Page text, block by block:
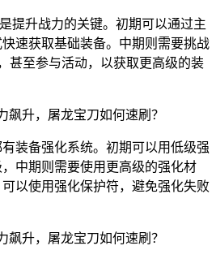
提升战力的关键。初期可以通过主
速获取基础装备。中期则需要挑战
甚至参与活动，以获取更高级的装
装备强化系统。初期可以用低级强
中期则需要使用更高级的强化材
以使用强化保护符，避免强化失败